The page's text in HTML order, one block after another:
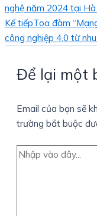
nghệ năm 2024 tại
Kế tiếpToạ đàm
công nghiệp 4.0 từ
Để lại một
Email của bạn sẽ
trường bắt buộc
Nhập